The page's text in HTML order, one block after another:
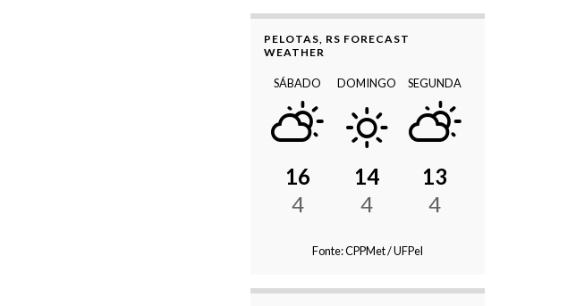
PELOTAS, RS FORECAST
WEATHER
SÁBADO
16
4
DOMINGO
14
4
SEGUNDA
13
4
Fonte: CPPMet / UFPel